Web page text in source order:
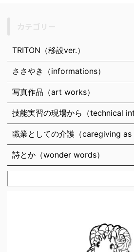
TRITON（移設ver.）
ささやき（informations）
写真作品（art works）
技能実習の現場から（technical
職業としての介護（caregiving as
詩とか（wonder words）